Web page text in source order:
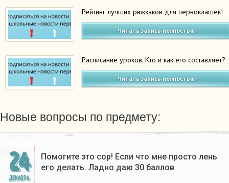
Рейтинг лучших рюкзаков для первоклашек!
Читать запись полностью
Расписание уроков. Кто и как его составляет?
Читать запись полностью
Новые вопросы по предмету:
24
ДЕКАБРЬ
Помогите это сор! Если что мне просто лень
его делать. Ладно даю 30 баллов​